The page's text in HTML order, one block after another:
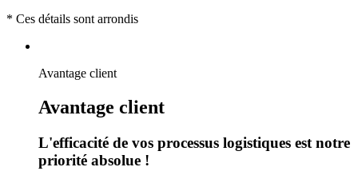
* Ces détails sont arrondis
Avantage client
Avantage client
L'efficacité de vos processus logistiques est notre
priorité absolue !